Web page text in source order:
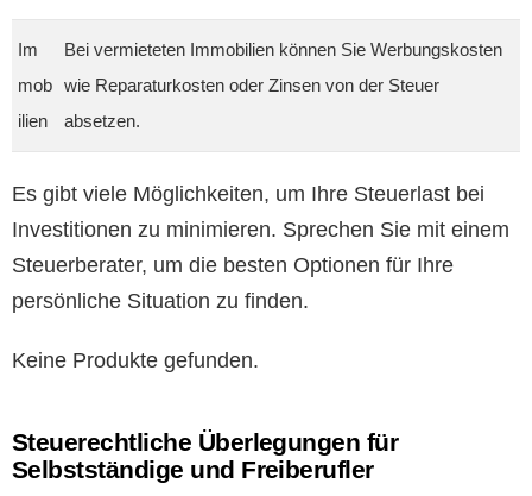
Im
mob
ilien
Bei vermieteten Immobilien können Sie Werbungskosten
wie Reparaturkosten oder Zinsen von der Steuer
absetzen.
Es gibt viele Möglichkeiten, um Ihre Steuerlast bei
Investitionen zu minimieren. Sprechen Sie mit einem
Steuerberater, um die besten Optionen für Ihre
persönliche Situation zu finden.
Keine Produkte gefunden.
Steuerechtliche Überlegungen für
Selbstständige und Freiberufler